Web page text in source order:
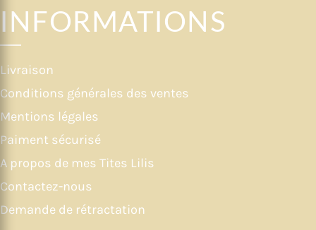
INFORMATIONS
Livraison
Conditions générales des ventes
Mentions légales
Paiment sécurisé
A propos de mes Tites Lilis
Contactez-nous
Demande de rétractation